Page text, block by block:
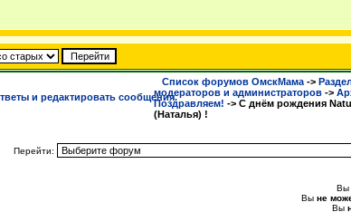
Список форумов ОмскМама ->
модераторов и администраторов ->
Поздравляем! -> С днём рождения
(Наталья) !
Перейти:
Вы
Вы не
Вы